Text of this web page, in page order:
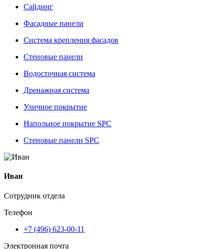
Сайдинг
Фасадные панели
Система крепления фасадов
Стеновые панели
Водосточная система
Дренажная система
Уличное покрытие
Напольное покрытие SPC
Стеновые панели SPC
Иван
Сотрудник отдела
Телефон
+7 (496) 623-00-11
Электронная почта